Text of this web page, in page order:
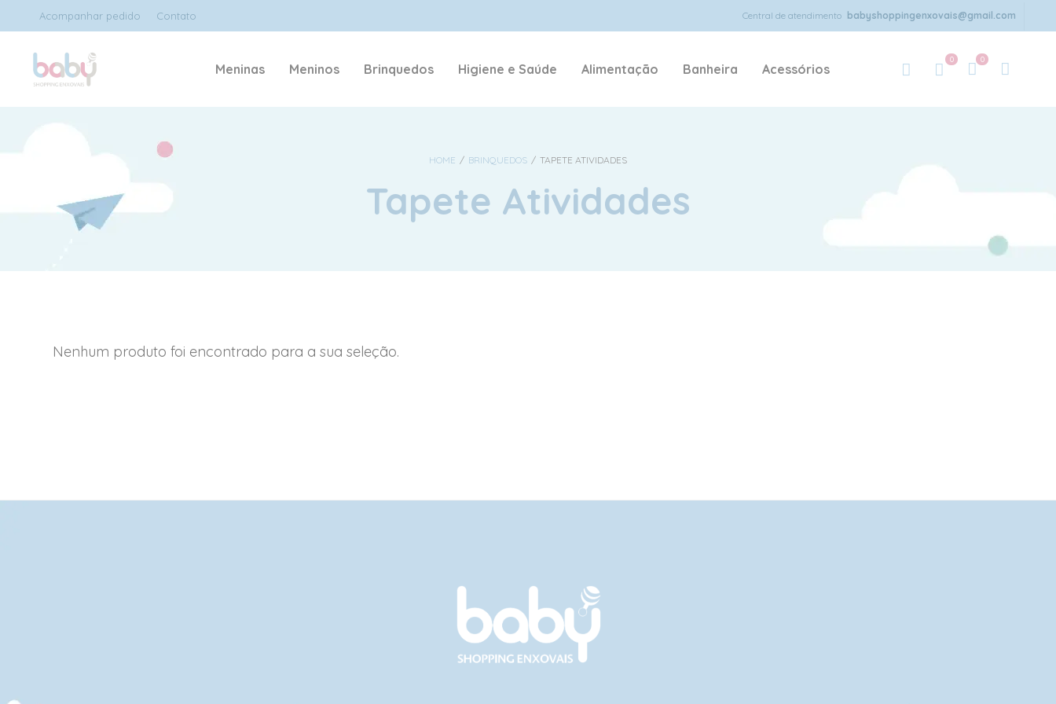
Central de atendimento babyshoppingenxovais@gmail.com
Acompanhar pedido Contato
0
0
LEMBRE-ME ACESSAR
Meninas Meninos Brinquedos Higiene e Saúde Alimentação Banheira Acessórios
HOME / BRINQUEDOS / TAPETE ATIVIDADES
Tapete Atividades
Nenhum produto foi encontrado para a sua seleção.